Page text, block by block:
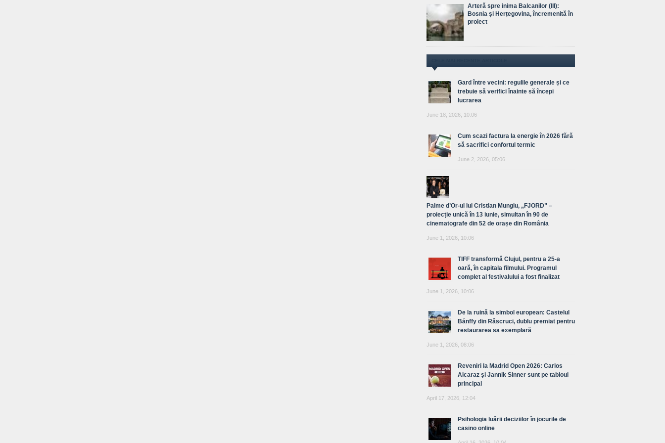
Arteră spre inima Balcanilor (III):
Bosnia și Herțegovina, încremenită în
proiect
Gard între vecini: regulile generale și ce
trebuie să verifici înainte să începi
lucrarea
June 18, 2026, 10:06
Cum scazi factura la energie în 2026 fără
să sacrifici confortul termic
June 2, 2026, 05:06
Palme d’Or-ul lui Cristian Mungiu, „FJORD” –
proiecție unică în 13 iunie, simultan în 90 de
cinematografe din 52 de orașe din România
June 1, 2026, 10:06
TIFF transformă Clujul, pentru a 25-a
oară, în capitala filmului. Programul
complet al festivalului a fost finalizat
June 1, 2026, 10:06
De la ruină la simbol european: Castelul
Bánffy din Răscruci, dublu premiat pentru
restaurarea sa exemplară
June 1, 2026, 08:06
Reveniri la Madrid Open 2026: Carlos
Alcaraz și Jannik Sinner sunt pe tabloul
principal
April 17, 2026, 12:04
Psihologia luării deciziilor în jocurile de
casino online